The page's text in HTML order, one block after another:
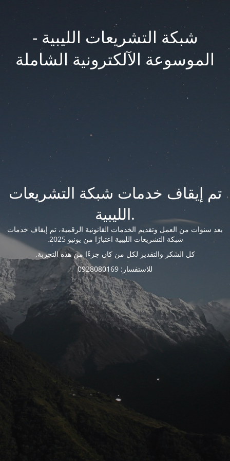
شبكة التشريعات الليبية -
الموسوعة الآلكترونية الشاملة
تم إيقاف خدمات شبكة التشريعات
الليبية.
بعد سنوات من العمل وتقديم الخدمات القانونية الرقمية، تم إيقاف خدمات
شبكة التشريعات الليبية اعتبارًا من يونيو 2025.
كل الشكر والتقدير لكل من كان جزءًا من هذه التجربة.
للاستفسار: 0928080169